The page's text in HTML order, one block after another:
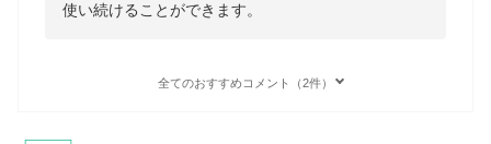
使い続けることができます。
全てのおすすめコメント（2件）